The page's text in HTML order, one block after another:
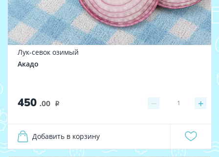
Лук-севок озимый
Акадо
450 .00 i − +
1
Добавить в корзину